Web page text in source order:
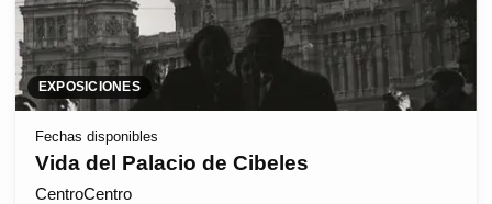
EXPOSICIONES
Fechas disponibles
Vida del Palacio de Cibeles
CentroCentro